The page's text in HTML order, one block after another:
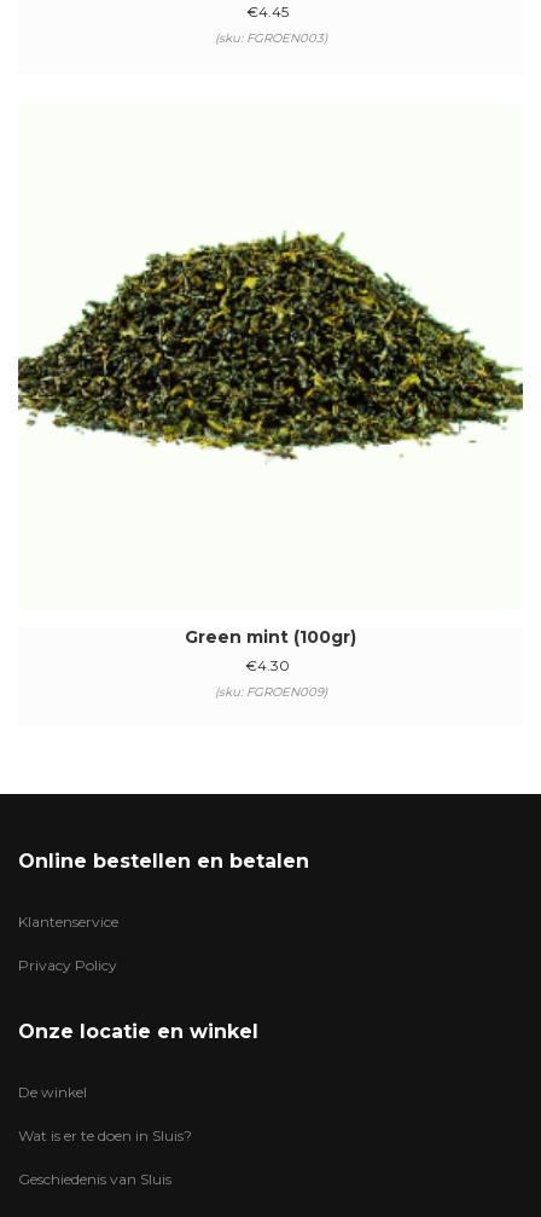
€4.45
(sku: FGROEN003)
Green mint (100gr)
€4.30
(sku: FGROEN009)
Online bestellen en betalen
Klantenservice
Privacy Policy
Onze locatie en winkel
De winkel
Wat is er te doen in Sluis?
Geschiedenis van Sluis